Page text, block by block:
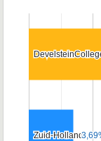
Zuid-Holland
Zuid-Holland